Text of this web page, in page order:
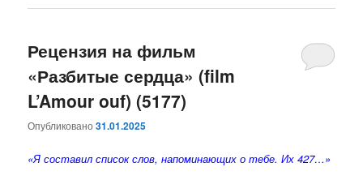
Рецензия на фильм
«Разбитые сердца» (film
L’Amour ouf) (5177)
Опубликовано31.01.2025
«Я составил список слов, напоминающих о тебе. Их 427…»